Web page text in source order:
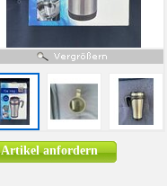
Artikel anfordern